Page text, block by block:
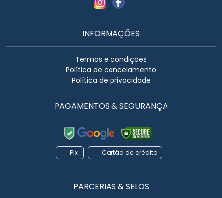
INFORMAÇÕES
Termos e condições
Política de cancelamento
Política de privacidade
PAGAMENTOS & SEGURANÇA
Pix Cartão de crédito
PARCERIAS & SELOS